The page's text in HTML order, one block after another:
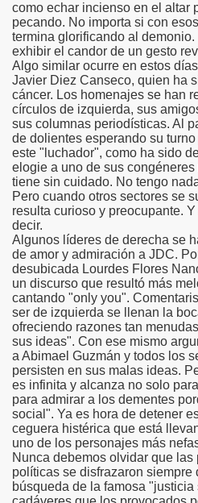
como echar incienso en el altar
pecando. No importa si con
termina glorificando al
exhibir el candor de un gesto
Algo similar ocurre en estos
Javier Diez Canseco, quien ha
cáncer. Los homenajes se han
círculos de izquierda, sus
sus columnas periodísticas. Al
de dolientes esperando su
este "luchador", como ha sido
elogie a uno de sus
tiene sin cuidado. No tengo
Pero cuando otros sectores se
resulta curioso y preocupante.
decir.
Algunos líderes de derecha se
de amor y admiración a JDC.
desubicada Lourdes Flores
un discurso que resultó más
cantando "only you".
ser de izquierda se llenan la
ofreciendo razones tan
sus ideas". Con ese mismo
a Abimael Guzmán y todos los
persisten en sus malas ideas.
es infinita y alcanza no solo
para admirar a los dementes
social". Ya es hora de detener
ceguera histérica que está
uno de los personajes más
Nunca debemos olvidar que
políticas se disfrazaron siempre
búsqueda de la famosa